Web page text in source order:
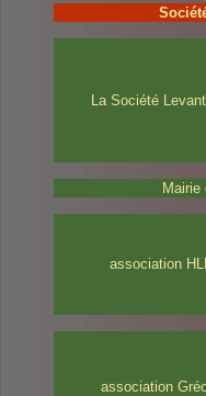
La Société
Mairie
association
association